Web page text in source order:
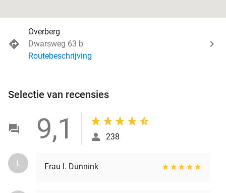
Overberg
Dwarsweg 63 b
Routebeschrijving
Selectie van recensies
9,1 238
I. Frau I. Dunnink